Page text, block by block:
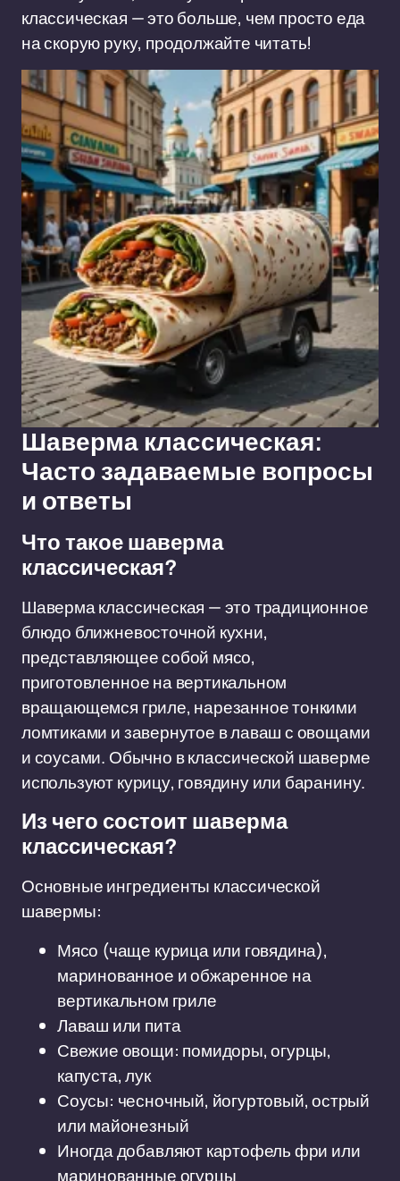
классическая — это больше, чем просто еда
на скорую руку, продолжайте читать!
Шаверма классическая:
Часто задаваемые вопросы
и ответы
Что такое шаверма
классическая?
Шаверма классическая — это традиционное
блюдо ближневосточной кухни,
представляющее собой мясо,
приготовленное на вертикальном
вращающемся гриле, нарезанное тонкими
ломтиками и завернутое в лаваш с овощами
и соусами. Обычно в классической шаверме
используют курицу, говядину или баранину.
Из чего состоит шаверма
классическая?
Основные ингредиенты классической
шавермы:
Мясо (чаще курица или говядина),
маринованное и обжаренное на
вертикальном гриле
Лаваш или пита
Свежие овощи: помидоры, огурцы,
капуста, лук
Соусы: чесночный, йогуртовый, острый
или майонезный
Иногда добавляют картофель фри или
маринованные огурцы